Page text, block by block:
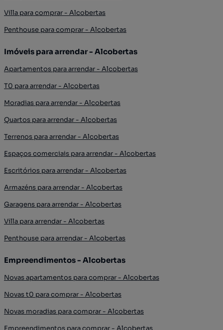
Villa para comprar - Alcobertas
Penthouse para comprar - Alcobertas
Imóveis para arrendar - Alcobertas
Apartamentos para arrendar - Alcobertas
T0 para arrendar - Alcobertas
Moradias para arrendar - Alcobertas
Quartos para arrendar - Alcobertas
Terrenos para arrendar - Alcobertas
Espaços comerciais para arrendar - Alcobertas
Escritórios para arrendar - Alcobertas
Armazéns para arrendar - Alcobertas
Garagens para arrendar - Alcobertas
Villa para arrendar - Alcobertas
Penthouse para arrendar - Alcobertas
Empreendimentos - Alcobertas
Novas apartamentos para comprar - Alcobertas
Novas t0 para comprar - Alcobertas
Novas moradias para comprar - Alcobertas
Empreendimentos para comprar - Alcobertas